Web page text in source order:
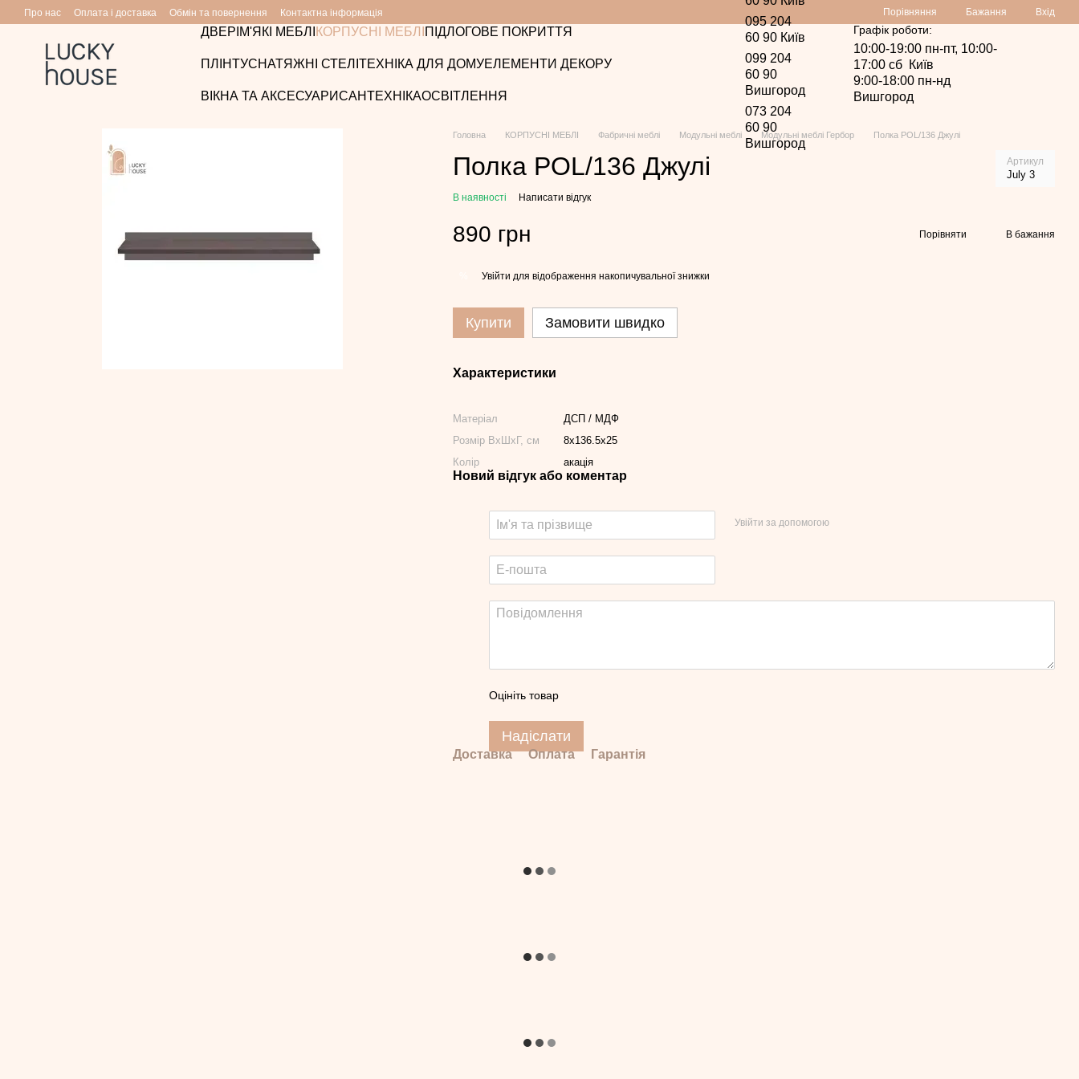
Перейти до основного контенту
Про нас Оплата і доставка Обмін та повернення Контактна інформація Порівняння Бажання Вхід
ДВЕРІ М'ЯКІ МЕБЛІ КОРПУСНІ МЕБЛІ ПІДЛОГОВЕ ПОКРИТТЯ
ПЛІНТУСНАТЯЖНІ СТЕЛІ ТЕХНІКА ДЛЯ ДОМУЕЛЕМЕНТИ ДЕКОРУ
ВІКНА ТА АКСЕСУАРИСАНТЕХНІКАОСВІТЛЕННЯ
095 204
60 90 Київ
099 204
60 90
Вишгород
073 204
60 90
Вишгород
Графік роботи:
10:00-19:00 пн-пт, 10:00-
17:00 сб Київ
9:00-18:00 пн-нд
Вишгород
Головна КОРПУСНІ МЕБЛІ Фабричні меблі Модульні меблі Модульні меблі Гербор Полка POL/136 Джулі
Полка POL/136 Джулі Артикул
July 3
В наявності Написати відгук
890 грн Порівняти В бажання
Увійти для відображення накопичувальної знижки
Купити Замовити швидко
Характеристики
Матеріал
ДСП / МДФ
Розмір ВхШхГ, см
8х136.5х25
Колір
акація
Новий відгук або коментар
Увійти за допомогою
Оцініть товар
Надіслати
Доставка Оплата Гарантія